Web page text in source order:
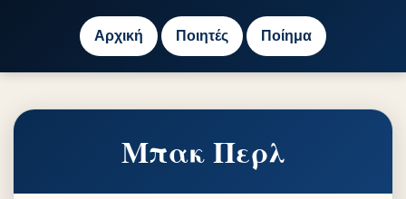
Αρχική Ποιητές Ποίημα
Μπακ Περλ